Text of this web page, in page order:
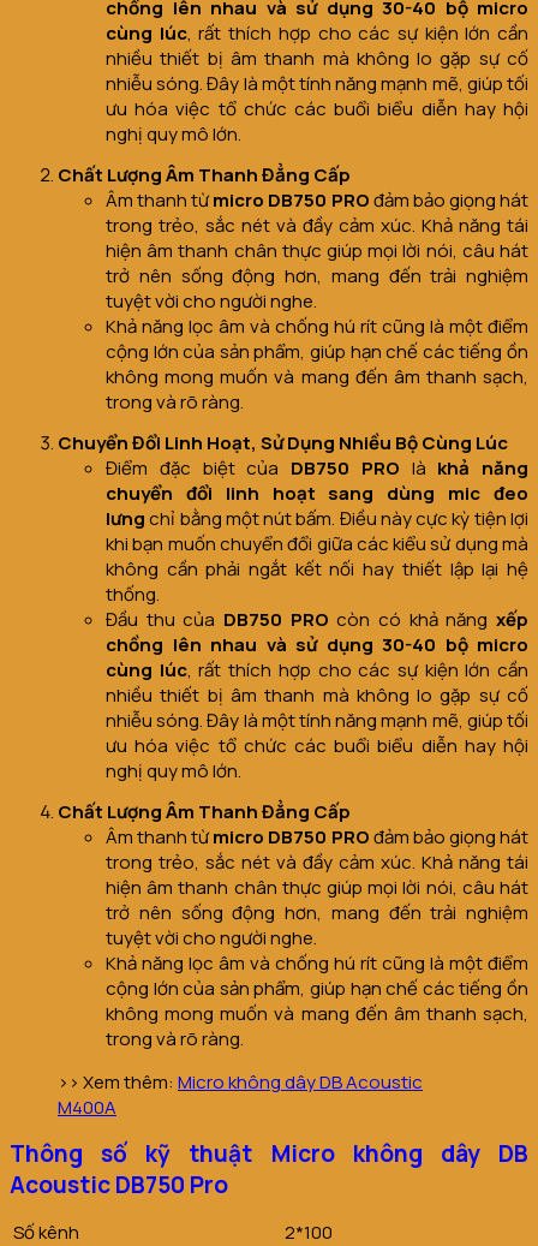
chồng lên nhau và sử dụng 30-40 bộ micro
cùng lúc, rất thích hợp cho các sự kiện lớn cần
nhiều thiết bị âm thanh mà không lo gặp sự cố
nhiễu sóng. Đây là một tính năng mạnh mẽ, giúp tối
ưu hóa việc tổ chức các buổi biểu diễn hay hội
nghị quy mô lớn.
Chất Lượng Âm Thanh Đẳng Cấp
Âm thanh từmicro DB750 PROđảm bảo giọng hát
trong trẻo, sắc nét và đầy cảm xúc. Khả năng tái
hiện âm thanh chân thực giúp mọi lời nói, câu hát
trở nên sống động hơn, mang đến trải nghiệm
tuyệt vời cho người nghe.
Khả năng lọc âm và chống hú rít cũng là một điểm
cộng lớn của sản phẩm, giúp hạn chế các tiếng ồn
không mong muốn và mang đến âm thanh sạch,
trong và rõ ràng.
Chuyển Đổi Linh Hoạt, Sử Dụng Nhiều Bộ Cùng Lúc
Điểm đặc biệt của DB750 PRO là khả năng
chuyển đổi linh hoạt sang dùng mic đeo
lưngchỉ bằng một nút bấm. Điều này cực kỳ tiện lợi
khi bạn muốn chuyển đổi giữa các kiểu sử dụng mà
không cần phải ngắt kết nối hay thiết lập lại hệ
thống.
Đầu thu của DB750 PRO còn có khả năngxếp
chồng lên nhau và sử dụng 30-40 bộ micro
cùng lúc, rất thích hợp cho các sự kiện lớn cần
nhiều thiết bị âm thanh mà không lo gặp sự cố
nhiễu sóng. Đây là một tính năng mạnh mẽ, giúp tối
ưu hóa việc tổ chức các buổi biểu diễn hay hội
nghị quy mô lớn.
Chất Lượng Âm Thanh Đẳng Cấp
Âm thanh từmicro DB750 PROđảm bảo giọng hát
trong trẻo, sắc nét và đầy cảm xúc. Khả năng tái
hiện âm thanh chân thực giúp mọi lời nói, câu hát
trở nên sống động hơn, mang đến trải nghiệm
tuyệt vời cho người nghe.
Khả năng lọc âm và chống hú rít cũng là một điểm
cộng lớn của sản phẩm, giúp hạn chế các tiếng ồn
không mong muốn và mang đến âm thanh sạch,
trong và rõ ràng.
>> Xem thêm: Micro không dây DB Acoustic
M400A
Thông số kỹ thuật Micro không dây DB
Acoustic DB750 Pro
Số kênh
2*100